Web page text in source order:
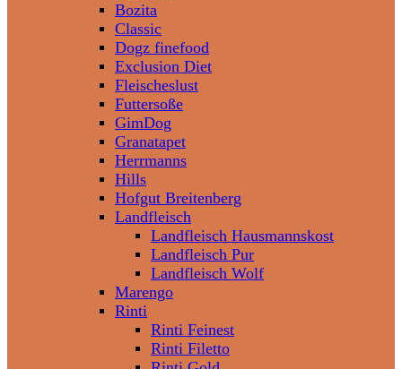
Bozita
Classic
Dogz finefood
Exclusion Diet
Fleischeslust
Futtersoße
GimDog
Granatapet
Herrmanns
Hills
Hofgut Breitenberg
Landfleisch
Landfleisch Hausmannskost
Landfleisch Pur
Landfleisch Wolf
Marengo
Rinti
Rinti Feinest
Rinti Filetto